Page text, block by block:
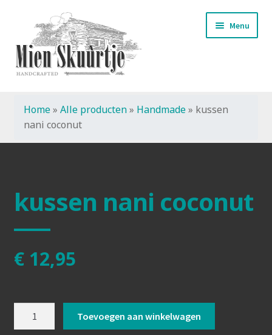
naar
navigatie
de
inhoud
Menu
Start
Handmade
Home» Alle producten» Handmade» kussen
nani coconut
kussen nani coconut
€12,95
Toevoegen aan winkelwagen